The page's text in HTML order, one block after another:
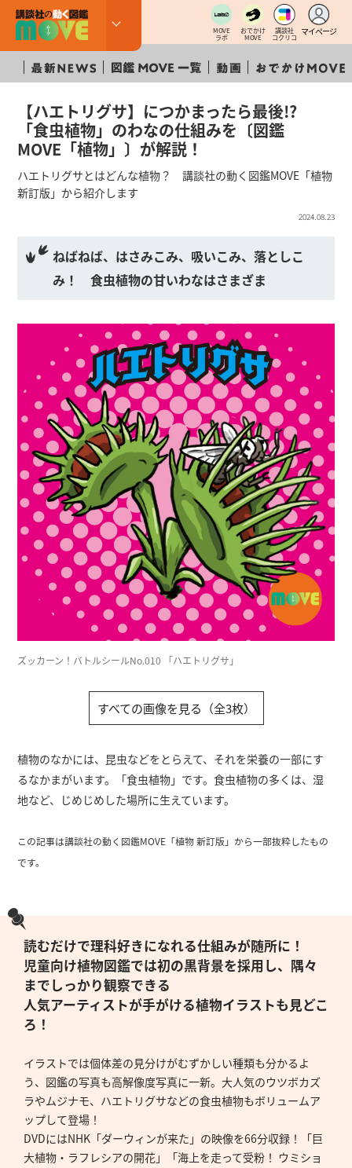
MOVE
ラボ
おでかけ
MOVE
講談社
コクリコ
マイページ
【ハエトリグサ】につかまったら最後!?
「食虫植物」のわなの仕組みを〔図鑑
MOVE「植物」〕が解説！
ハエトリグサとはどんな植物？ 講談社の動く図鑑MOVE「植物
新訂版」から紹介します
2024.08.23
ねばねば、はさみこみ、吸いこみ、落としこ
み！ 食虫植物の甘いわなはさまざま
ズッカーン！バトルシールNo.010 「ハエトリグサ」
すべての画像を見る（全3枚）
植物のなかには、昆虫などをとらえて、それを栄養の一部にす
るなかまがいます。「食虫植物」です。食虫植物の多くは、湿
地など、じめじめした場所に生えています。
この記事は講談社の動く図鑑MOVE「植物 新訂版」から一部抜粋したもの
です。
読むだけで理科好きになれる仕組みが随所に！
児童向け植物図鑑では初の黒背景を採用し、隅々
までしっかり観察できる
人気アーティストが手がける植物イラストも見どこ
ろ！
イラストでは個体差の見分けがむずかしい種類も分かるよ
う、図鑑の写真も高解像度写真に一新。大人気のウツボカズ
ラやムジナモ、ハエトリグサなどの食虫植物もボリュームア
ップして登場！
DVDにはNHK「ダーウィンが来た」の映像を66分収録！「巨
大植物・ラフレシアの開花」「海上を走って受粉！ ウミショ